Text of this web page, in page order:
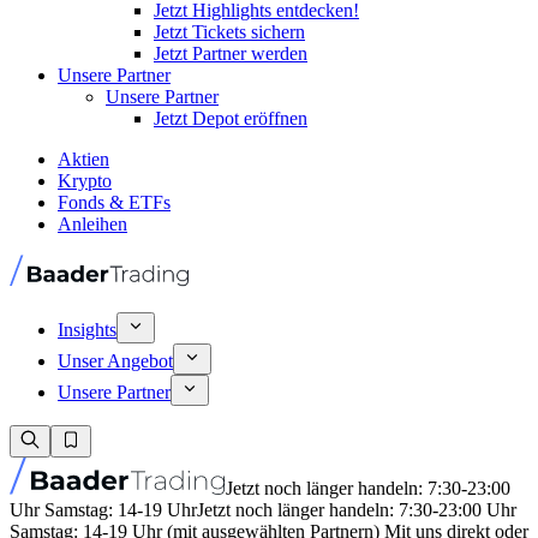
Jetzt Highlights entdecken!
Jetzt Tickets sichern
Jetzt Partner werden
Unsere Partner
Unsere Partner
Jetzt Depot eröffnen
Aktien
Krypto
Fonds & ETFs
Anleihen
Insights
Unser Angebot
Unsere Partner
Jetzt noch länger handeln: 7:30-23:00
Uhr Samstag: 14-19 UhrJetzt noch länger handeln: 7:30-23:00 Uhr
Samstag: 14-19 Uhr (mit ausgewählten Partnern) Mit uns direkt oder